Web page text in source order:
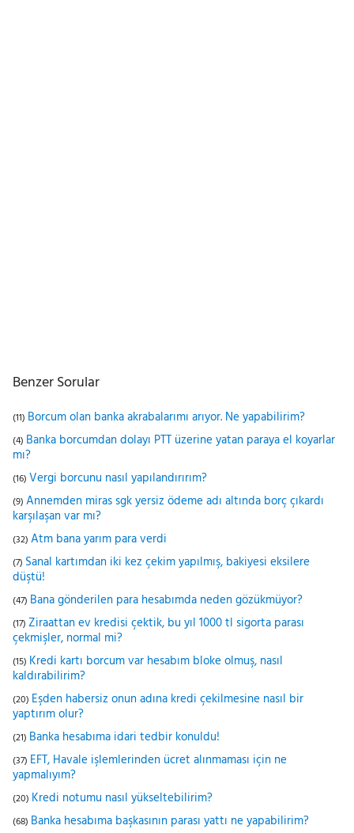
Benzer Sorular
(11) Borcum olan banka akrabalarımı arıyor. Ne yapabilirim?
(4) Banka borcumdan dolayı PTT üzerine yatan paraya el koyarlar
mı?
(16) Vergi borcunu nasıl yapılandırırım?
(9) Annemden miras sgk yersiz ödeme adı altında borç çıkardı
karşılaşan var mı?
(32) Atm bana yarım para verdi
(7) Sanal kartımdan iki kez çekim yapılmış, bakiyesi eksilere
düştü!
(47) Bana gönderilen para hesabımda neden gözükmüyor?
(17) Ziraattan ev kredisi çektik, bu yıl 1000 tl sigorta parası
çekmişler, normal mi?
(15) Kredi kartı borcum var hesabım bloke olmuş, nasıl
kaldırabilirim?
(20) Eşden habersiz onun adına kredi çekilmesine nasıl bir
yaptırım olur?
(21) Banka hesabıma idari tedbir konuldu!
(37) EFT, Havale işlemlerinden ücret alınmaması için ne
yapmalıyım?
(20) Kredi notumu nasıl yükseltebilirim?
(68) Banka hesabıma başkasının parası yattı ne yapabilirim?